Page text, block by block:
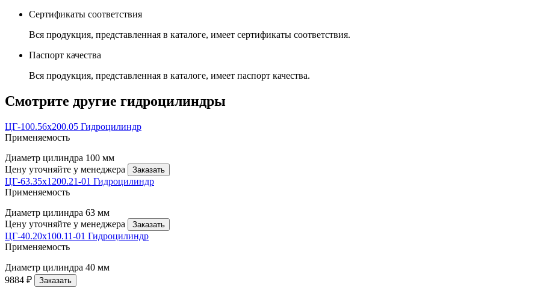
Сертификаты соответствия
Вся продукция, представленная в каталоге, имеет сертификаты соответствия.
Паспорт качества
Вся продукция, представленная в каталоге, имеет паспорт качества.
Смотрите другие гидроцилиндры
ЦГ-100.56х200.05 Гидроцилиндр
Применяемость
Диаметр цилиндра 100 мм
Цену уточняйте у менеджера
Заказать
ЦГ-63.35х1200.21-01 Гидроцилиндр
Применяемость
Диаметр цилиндра 63 мм
Цену уточняйте у менеджера
Заказать
ЦГ-40.20х100.11-01 Гидроцилиндр
Применяемость
Диаметр цилиндра 40 мм
9884 ₽
Заказать